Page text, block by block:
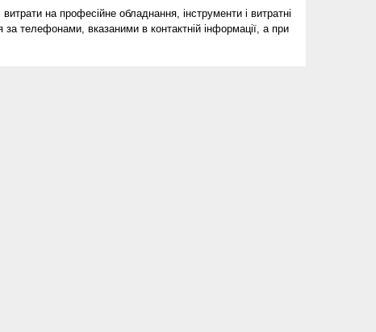
на професійне обладнання, інструменти і витратні
телефонами, вказаними в контактній інформації, а при